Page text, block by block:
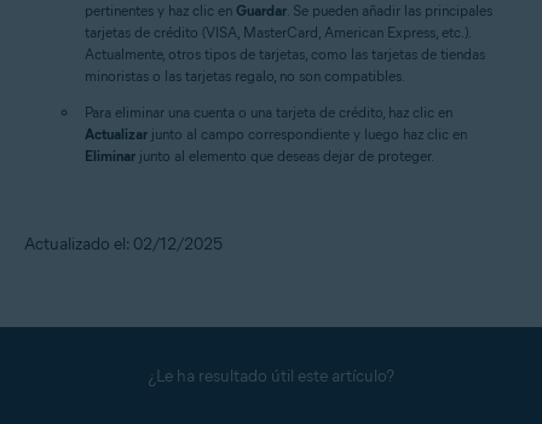
pertinentes y haz clic en Guardar. Se pueden añadir las principales
tarjetas de crédito (VISA, MasterCard, American Express, etc.).
Actualmente, otros tipos de tarjetas, como las tarjetas de tiendas
minoristas o las tarjetas regalo, no son compatibles.
Para eliminar una cuenta o una tarjeta de crédito, haz clic en
Actualizar junto al campo correspondiente y luego haz clic en
Eliminar junto al elemento que deseas dejar de proteger.
Actualizado el: 02/12/2025
¿Le ha resultado útil este artículo?